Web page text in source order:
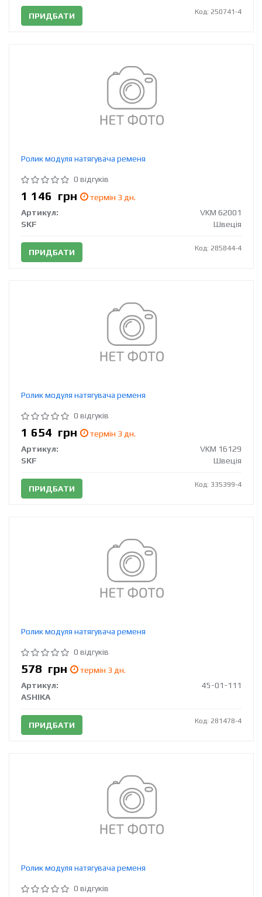
ПРИДБАТИ Код: 250741-4
Ролик модуля натягувача ременя
0 відгуків
1 146 грн
термін 3 дн.
Артикул:
VKM 62001
SKF
Швеція
ПРИДБАТИ Код: 285844-4
Ролик модуля натягувача ременя
0 відгуків
1 654 грн
термін 3 дн.
Артикул:
VKM 16129
SKF
Швеція
ПРИДБАТИ Код: 335399-4
Ролик модуля натягувача ременя
0 відгуків
578 грн
термін 3 дн.
Артикул:
45-01-111
ASHIKA
ПРИДБАТИ Код: 281478-4
Ролик модуля натягувача ременя
0 відгуків